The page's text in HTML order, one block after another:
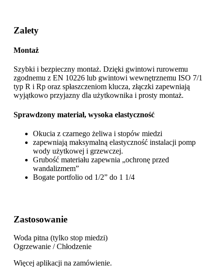
Zalety
Montaż
Szybki i bezpieczny montaż. Dzięki gwintowi rurowemu
zgodnemu z EN 10226 lub gwintowi wewnętrznemu ISO 7/1
typ R i Rp oraz spłaszczeniom klucza, złączki zapewniają
wyjątkowo przyjazny dla użytkownika i prosty montaż.
Sprawdzony materiał, wysoka elastyczność
Okucia z czarnego żeliwa i stopów miedzi
zapewniają maksymalną elastyczność instalacji pomp
wody użytkowej i grzewczej.
Grubość materiału zapewnia „ochronę przed
wandalizmem”
Bogate portfolio od 1/2” do 1 1/4
Zastosowanie
Woda pitna (tylko stop miedzi)
Ogrzewanie / Chłodzenie
Więcej aplikacji na zamówienie.